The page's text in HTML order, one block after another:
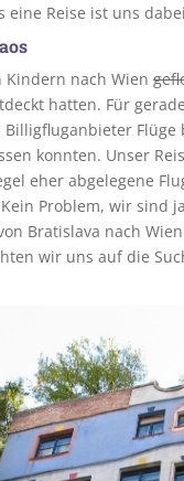
eine Reise ist uns
nach Wien
hatten. Für
konnten. Unser
eher abgelegene
Problem, wir sind
Bratislava nach
wir uns auf die